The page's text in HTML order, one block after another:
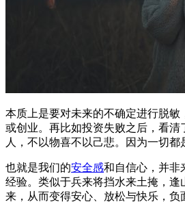
本质上是要对未来的不确定进行脱
或创业。再比如投资失败之后，看
人，不以物喜不以己悲。因为一切
也就是我们的安全感和自信心，并非
经验。类似于兵来将挡水来土掩，
来，从而变得安心、放松与快乐，